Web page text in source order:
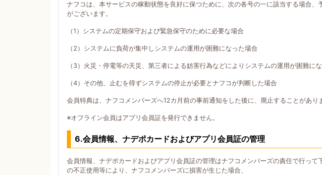
ナフコは、本サービスの稼動状態を良好に保つために、次の各号の一に該当する場合
がございます。
（1）システムの定期保守および緊急保守のために必要な場合
（2）システムに負荷が集中しシステムの運用が困難になった場合
（3）火災・停電等の天災、第三者による妨害行為などによりシステムの運用が困難に
（4）その他、止むを得ずシステムの停止が必要とナフコが判断した場合
会員特典は、ナフコメンバーズへ12カ月前の事前通知をした後に、廃止することがあり
※オフライン会員はアプリ会員証を発行できません。
6.会員情報、ナデポカードおよびアプリ会員証の管理
会員情報、ナデポカードおよびアプリ会員証の管理はナフコメンバーズの責任で行っ
の不正使用等により、ナフコメンバーズに損害が生じた場合、